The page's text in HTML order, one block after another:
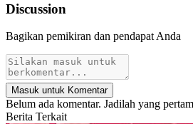
Discussion
Bagikan pemikiran dan pendapat Anda
Masuk untuk Komentar
Belum ada komentar. Jadilah yang
Berita Terkait